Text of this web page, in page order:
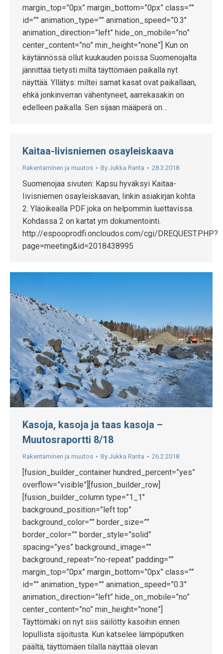
margin_top=”0px” margin_bottom=”0px” class=””
id=”” animation_type=”” animation_speed=”0.3″
animation_direction=”left” hide_on_mobile=”no”
center_content=”no” min_height=”none”] Kun on
käytännössä ollut kuukauden poissa Suomenojalta
jännittää tietysti miltä täyttömäen paikalla nyt
näyttää. Yllätys: miltei samat kasat ovat paikallaan,
ehkä jonkinverran vähentyneet, aarrekasakin on
edelleen paikalla. Sen sijaan määperä on…
Kaitaa-Iivisniemen osayleiskaava
Rakentaminen ja muutos By Jukka Ranta 28.3.2018
Suomenojaa sivuten: Kapsu hyväksyi Kaitaa-
Iivisniemen osayleiskaavan, linkin asiakirjan kohta
2. Yläoikealla PDF joka on helpommin luettavissa.
Kohdassa 2 on kartat ym dokumentointi.
http://espooprodfi.oncloudos.com/cgi/DREQUEST.PHP?
page=meeting&id=2018438995
Kasoja, kasoja ja taas kasoja –
Muutosraportti 8/18
Rakentaminen ja muutos By Jukka Ranta 26.2.2018
[fusion_builder_container hundred_percent=”yes”
overflow=”visible”][fusion_builder_row]
[fusion_builder_column type=”1_1″
background_position=”left top”
background_color=”” border_size=””
border_color=”” border_style=”solid”
spacing=”yes” background_image=””
background_repeat=”no-repeat” padding=””
margin_top=”0px” margin_bottom=”0px” class=””
id=”” animation_type=”” animation_speed=”0.3″
animation_direction=”left” hide_on_mobile=”no”
center_content=”no” min_height=”none”]
Täyttömäki on nyt siis säilötty kasoihin ennen
lopullista sijoitusta. Kun katselee lämpöputken
päältä, täyttömäen tilalla näyttää olevan